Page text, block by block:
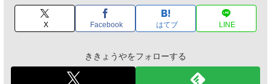
X Facebook はてブ LINE
ききょうやをフォローする